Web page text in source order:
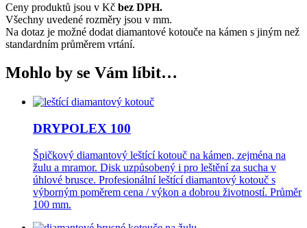
Ceny produktů jsou v Kč bez DPH.
Všechny uvedené rozměry jsou v mm.
Na dotaz je možné dodat diamantové kotouče na kámen s jiným než
standardním průměrem vrtání.
Mohlo by se Vám líbit…
DRYPOLEX 100
Špičkový diamantový leštící kotouč na kámen, zejména na
žulu a mramor. Disk uzpůsobený i pro leštění za sucha v
úhlové brusce. Profesionální leštící diamantový kotouč s
výborným poměrem cena / výkon a dobrou životností. Průměr
100 mm.